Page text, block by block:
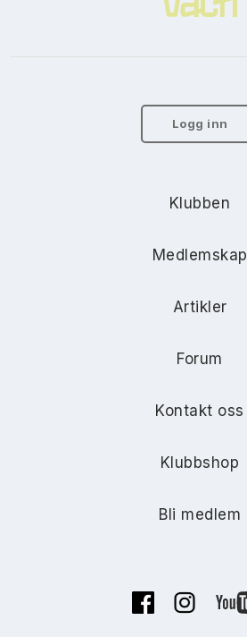
Logg inn
Klubben
Medlemskap
Artikler
Forum
Kontakt oss
Klubbshop
Bli medlem